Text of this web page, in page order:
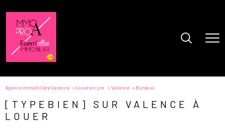
Agence immobilière Valence Location pro Valence Bureaux
[TYPEBIEN] SUR VALENCE À
LOUER